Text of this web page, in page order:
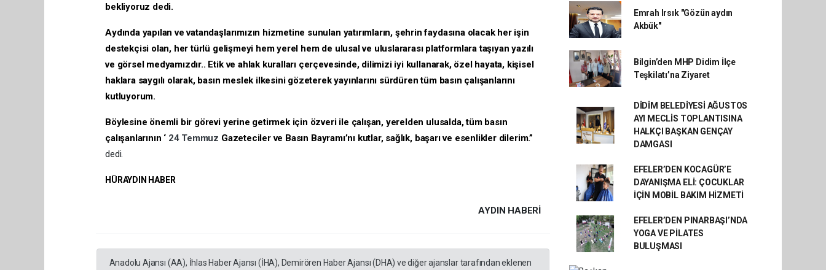
bekliyoruz dedi.
Aydında yapılan ve vatandaşlarımızın hizmetine sunulan yatırımların, şehrin faydasına olacak her işin
destekçisi olan, her türlü gelişmeyi hem yerel hem de ulusal ve uluslararası platformlara taşıyan yazılı
ve görsel medyamızdır.. Etik ve ahlak kuralları çerçevesinde, dilimizi iyi kullanarak, özel hayata, kişisel
haklara saygılı olarak, basın meslek ilkesini gözeterek yayınlarını sürdüren tüm basın çalışanlarını
kutluyorum.
Böylesine önemli bir görevi yerine getirmek için özveri ile çalışan, yerelden ulusalda, tüm basın
çalışanlarının ‘ 24 Temmuz Gazeteciler ve Basın Bayramı’nı kutlar, sağlık, başarı ve esenlikler dilerim.”
dedi.
HÜRAYDIN HABER
AYDIN HABERİ
Anadolu Ajansı (AA), İhlas Haber Ajansı (İHA), Demirören Haber Ajansı (DHA) ve diğer ajanslar tarafından eklenen
Emrah Irsık "Gözün aydın
Akbük"
Bilgin’den MHP Didim İlçe
Teşkilatı’na Ziyaret
DİDİM BELEDİYESİ AĞUSTOS
AYI MECLİS TOPLANTISINA
HALKÇI BAŞKAN GENÇAY
DAMGASI
EFELER’DEN KOCAGÜR’E
DAYANIŞMA ELİ: ÇOCUKLAR
İÇİN MOBİL BAKIM HİZMETİ
EFELER’DEN PINARBAŞI’NDA
YOGA VE PİLATES
BULUŞMASI